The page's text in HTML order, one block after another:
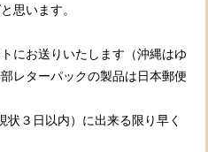
思います。
にお送りいたします（沖縄はゆ
レターパックの製品は日本郵便
３日以内）に出来る限り早く